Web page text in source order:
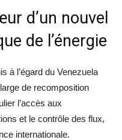
d’un nouvel
de l’énergie
à l’égard du Venezuela
de recomposition
l’accès aux
et le contrôle des flux,
internationale.